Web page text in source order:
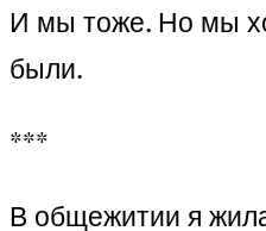
И мы тоже. Но мы
были.
***
В общежитии я